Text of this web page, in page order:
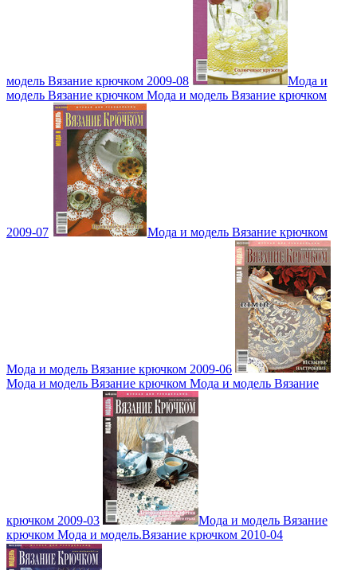
модель Вязание крючком 2009-08
Мода и
модель Вязание крючком Мода и модель Вязание крючком
2009-07 Мода и модель Вязание крючком
Мода и модель Вязание крючком 2009-06
Мода и модель Вязание крючком Мода и модель Вязание
крючком 2009-03
Мода и модель Вязание
крючком Мода и модель.Вязание крючком 2010-04